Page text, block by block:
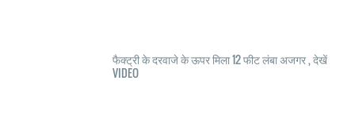
फैक्ट्री के दरवाजे के ऊपर मिला 12 फीट लंबा अजगर , देखें
VIDEO